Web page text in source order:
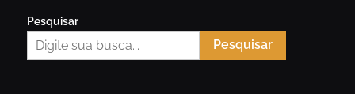
Pesquisar
Pesquisar